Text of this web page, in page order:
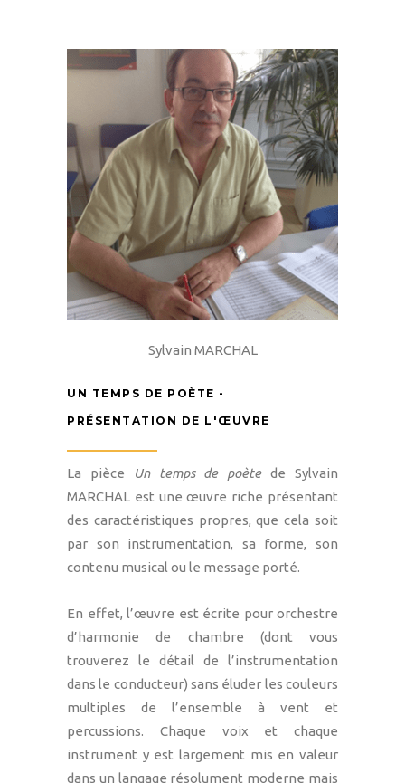
Sylvain MARCHAL
UN TEMPS DE POÈTE -
PRÉSENTATION DE L'ŒUVRE
La pièce Un temps de poètede Sylvain
MARCHAL est une œuvre riche présentant
des caractéristiques propres, que cela soit
par son instrumentation, sa forme, son
contenu musical ou le message porté.
En effet, l’œuvre est écrite pour orchestre
d’harmonie de chambre (dont vous
trouverez le détail de l’instrumentation
dans le conducteur) sans éluder les couleurs
multiples de l’ensemble à vent et
percussions. Chaque voix et chaque
instrument y est largement mis en valeur
dans un langage résolument moderne mais